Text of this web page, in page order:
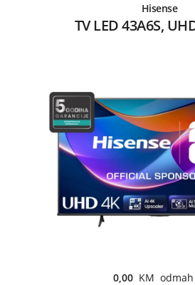
Hisense
TV LED 43A6S,
0,00 KM odmah